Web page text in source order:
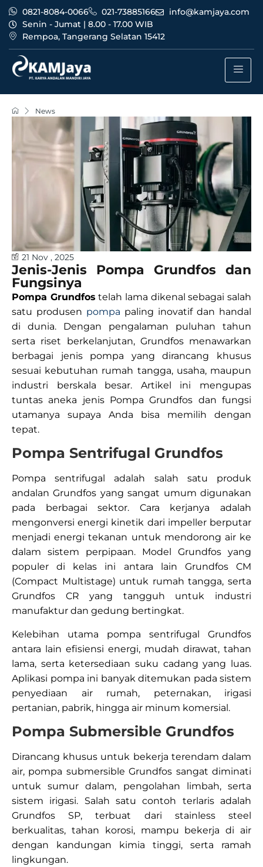
0821-8084-0066 021-73885166
info@kamjaya.com
Senin - Jumat | 8.00 - 17.00 WIB
Rempoa, Tangerang Selatan 15412
News
21 Nov , 2025
Jenis-Jenis Pompa Grundfos dan
Fungsinya
Pompa Grundfos telah lama dikenal sebagai salah
satu produsen pompa paling inovatif dan handal
di dunia. Dengan pengalaman puluhan tahun
serta riset berkelanjutan, Grundfos menawarkan
berbagai jenis pompa yang dirancang khusus
sesuai kebutuhan rumah tangga, usaha, maupun
industri berskala besar. Artikel ini mengupas
tuntas aneka jenis Pompa Grundfos dan fungsi
utamanya supaya Anda bisa memilih dengan
tepat.
Pompa Sentrifugal Grundfos
Pompa sentrifugal adalah salah satu produk
andalan Grundfos yang sangat umum digunakan
pada berbagai sektor. Cara kerjanya adalah
mengonversi energi kinetik dari impeller berputar
menjadi energi tekanan untuk mendorong air ke
dalam sistem perpipaan. Model Grundfos yang
populer di kelas ini antara lain Grundfos CM
(Compact Multistage) untuk rumah tangga, serta
Grundfos CR yang tangguh untuk industri
manufaktur dan gedung bertingkat.
Kelebihan utama pompa sentrifugal Grundfos
antara lain efisiensi energi, mudah dirawat, tahan
lama, serta ketersediaan suku cadang yang luas.
Aplikasi pompa ini banyak ditemukan pada sistem
penyediaan air rumah, peternakan, irigasi
pertanian, pabrik, hingga air minum komersial.​
Pompa Submersible Grundfos
Dirancang khusus untuk bekerja terendam dalam
air, pompa submersible Grundfos sangat diminati
untuk sumur dalam, pengolahan limbah, serta
sistem irigasi. Salah satu contoh terlaris adalah
Grundfos SP, terbuat dari stainless steel
berkualitas, tahan korosi, mampu bekerja di air
dengan kandungan kimia tinggi, serta ramah
lingkungan.